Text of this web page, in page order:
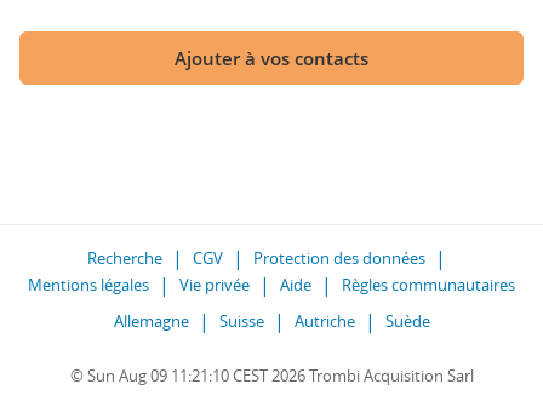
Ajouter à vos contacts
Recherche CGV
Protection des données
Mentions légales
Vie privée Aide
Règles communautaires
Allemagne
Suisse Autriche Suède
© Sun Aug 09 11:21:10 CEST 2026 Trombi Acquisition Sarl